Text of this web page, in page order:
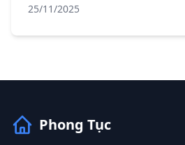
25/11/2025
Phong Tục